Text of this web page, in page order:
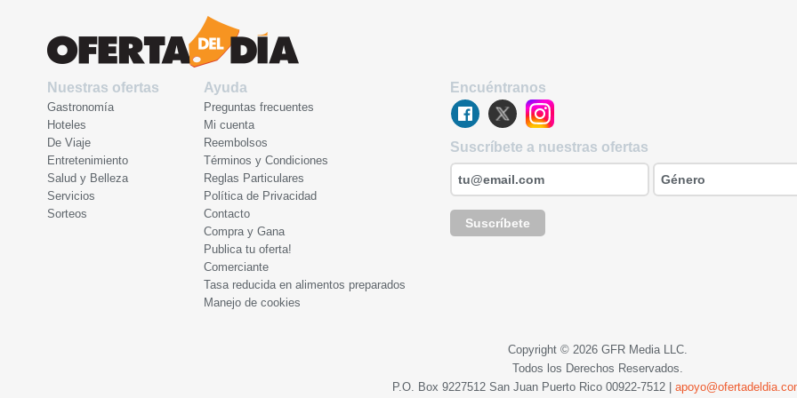
Nuestras ofertas
Gastronomía
Hoteles
De Viaje
Entretenimiento
Salud y Belleza
Servicios
Sorteos
Ayuda
Preguntas frecuentes
Mi cuenta
Reembolsos
Términos y Condiciones
Reglas Particulares
Política de Privacidad
Contacto
Compra y Gana
Publica tu oferta!
Comerciante
Tasa reducida en alimentos preparados
Manejo de cookies
Encuéntranos
Suscríbete a nuestras ofertas
Suscríbete
Copyright © 2026 GFR Media LLC.
Todos los Derechos Reservados.
P.O. Box 9227512 San Juan Puerto Rico 00922-7512